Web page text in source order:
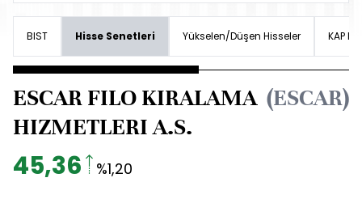
BIST Hisse Senetleri Yükselen/Düşen Hisseler KAP
ESCAR FILO KIRALAMA
HIZMETLERI A.S.
(ESCAR)
45,36 %1,20